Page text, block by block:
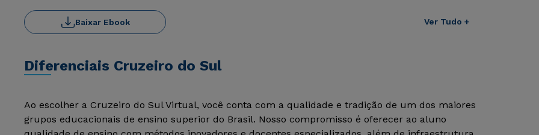
Ver Tudo +
Baixar Ebook
Diferenciais Cruzeiro do Sul
Ao escolher a Cruzeiro do Sul Virtual, você conta com a qualidade e tradição de um dos maiores
grupos educacionais de ensino superior do Brasil. Nosso compromisso é oferecer ao aluno